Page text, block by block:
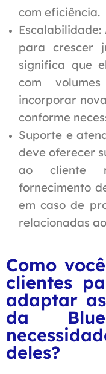
com eficiência.
para crescer
significa que
com
incorporar
conforme
Suporte e
deve oferecer
ao cliente
fornecimento
em caso de
relacionadas
Como
clientes
adaptar
da
deles?